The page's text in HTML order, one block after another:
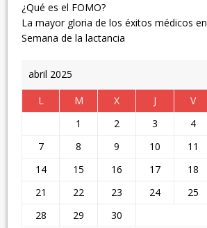
¿Qué es el FOMO?
La mayor gloria de los éxitos médicos
Semana de la lactancia
abril 2025
L
M X J V
1
2 3 4
7
8 9 10 11
14
15 16 17 18
21
22 23 24 25
28
29 30